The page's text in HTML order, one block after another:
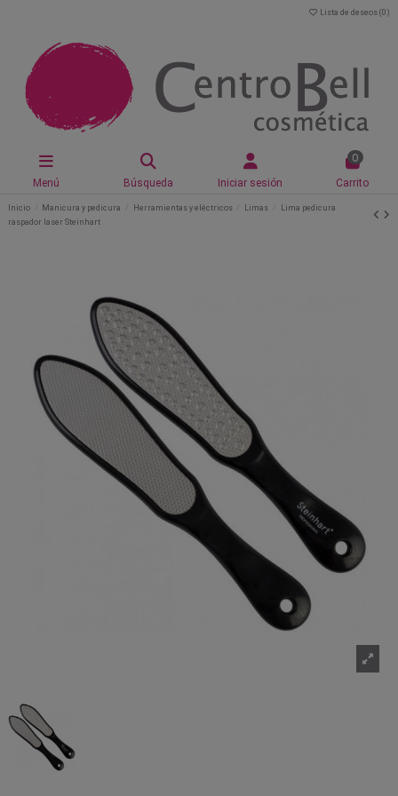
Lista de deseos (0 )
Menú Búsqueda Iniciar sesión
0
Carrito
Inicio Manicura y pedicura Herramientas y eléctricos Limas
Lima pedicura
raspador laser Steinhart